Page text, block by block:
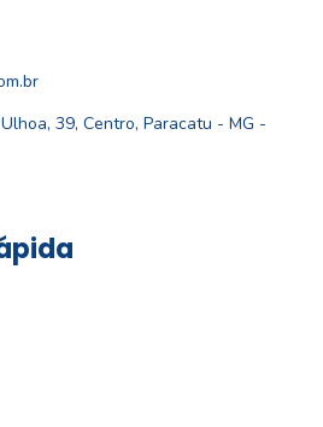
39, Centro, Paracatu - MG -